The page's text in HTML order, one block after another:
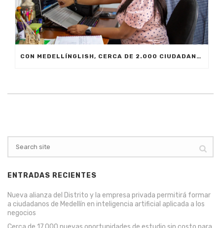
CON MEDELLÍNGLISH, CERCA DE 2.000 CIUDADANOS SE FORMARÁN EN INGLÉS FUNCIONAL PARA EL TRABAJO
ENTRADAS RECIENTES
Nueva alianza del Distrito y la empresa privada permitirá formar
a ciudadanos de Medellín en inteligencia artificial aplicada a los
negocios